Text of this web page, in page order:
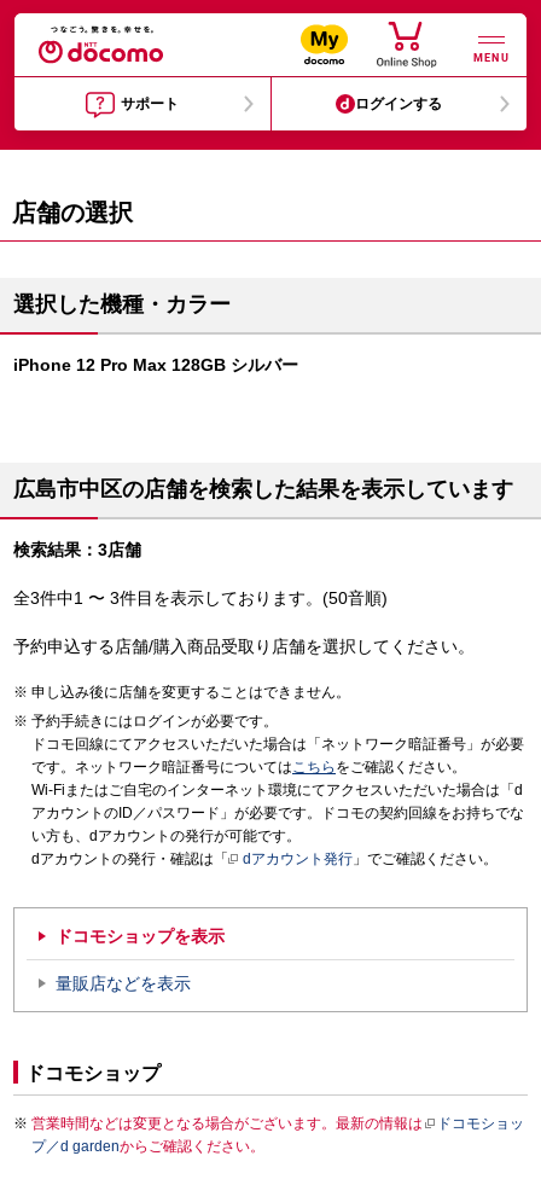
MENU
サポート ログインする
店舗の選択
選択した機種・カラー
iPhone 12 Pro Max 128GB シルバー
広島市中区の店舗を検索した結果を表示しています
検索結果：3店舗
全3件中1 〜 3件目を表示しております。(50音順)
予約申込する店舗/購入商品受取り店舗を選択してください。
申し込み後に店舗を変更することはできません。
予約手続きにはログインが必要です。
ドコモ回線にてアクセスいただいた場合は「ネットワーク暗証番号」が必要
です。ネットワーク暗証番号についてはこちら をご確認ください。
Wi-Fiまたはご自宅のインターネット環境にてアクセスいただいた場合は「d
アカウントのID／パスワード」が必要です。ドコモの契約回線をお持ちでな
い方も、dアカウントの発行が可能です。
dアカウントの発行・確認は「
dアカウント発行 」でご確認ください。
ドコモショップを表示
量販店などを表示
ドコモショップ
営業時間などは変更となる場合がございます。最新の情報は
ドコモショッ
プ／d gardenからご確認ください。